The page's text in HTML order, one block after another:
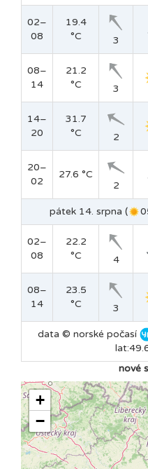
02–
08
19.4
°C
3
08–
14
21.2
°C
3
14–
20
31.7
°C
2
20–
02
27.6 °C
2
pátek 14. srpna (
02–
08
22.2
°C
4
08–
14
23.5
°C
3
data © norské počasí
nové
+
−